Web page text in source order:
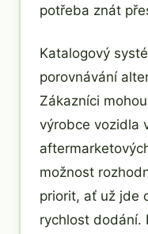
potřeba znát
Katalogový
porovnávání
Zákazníci
výrobce vozidla
možnost
priorit, ať už jde
rychlost dodání.